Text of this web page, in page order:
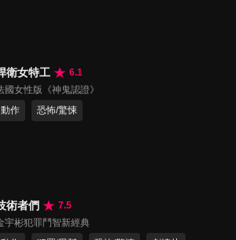
衛女特工
6.1
國女性版《神鬼認證》
動作
恐怖/驚悚
術者們
7.5
宇彬犯罪鬥智新經典